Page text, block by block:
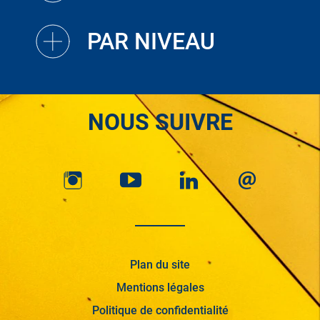
PAR NIVEAU
NOUS SUIVRE
Plan du site
Mentions légales
Politique de confidentialité